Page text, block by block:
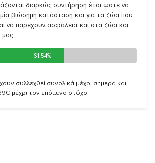
διαρκώς συντήρηση έτσι ώστε να
βιώσημη κατάσταση και για τα ζώα που
να παρέχουν ασφάλεια και στα ζώα και
61.54%
61.54%
συλλεχθεί συνολικά μέχρι σήμερα και
μέχρι τον επόμενο στόχο